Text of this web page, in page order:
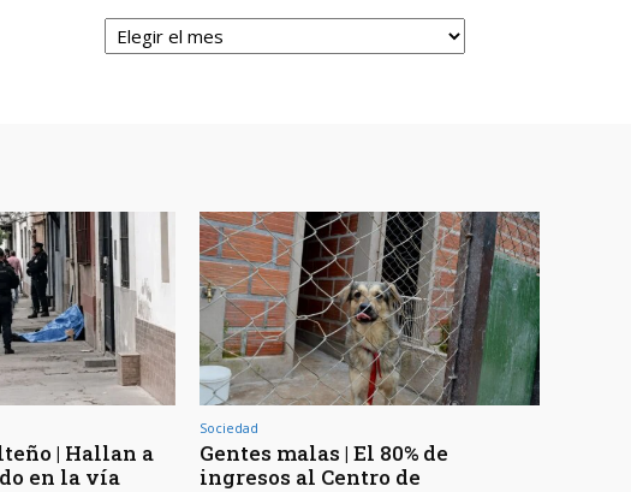
Archivos
| Hallan a
en la vía
Sociedad
Gentes malas | El 80% de
ingresos al Centro de